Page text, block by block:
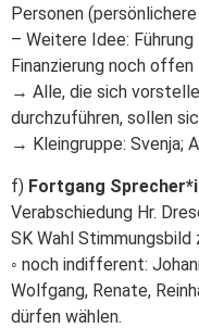
Personen
– Weitere Idee:
Finanzierung noch offen
→ Alle, die sich
durchzuführen, sollen
→ Kleingruppe: Svenja;
f) Fortgang
Verabschiedung Hr.
SK Wahl
◦ noch indifferent:
Wolfgang, Renate,
dürfen wählen.